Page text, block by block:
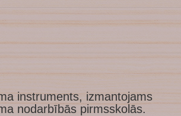
instruments, izmantojams
nodarbībās pirmsskolās.